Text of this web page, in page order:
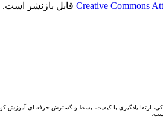
Creative Commonsقابل بازنشر است.
یادگیری با کیفیت، بسط و گسترش حرفه ای آموزش